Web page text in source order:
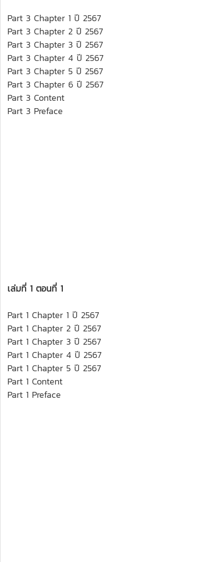
Part 3 Chapter 1 ปี 2567
Part 3 Chapter 2 ปี 2567
Part 3 Chapter 3 ปี 2567
Part 3 Chapter 4 ปี 2567
Part 3 Chapter 5 ปี 2567
Part 3 Chapter 6 ปี 2567
Part 3 Content
Part 3 Preface
เล่มที่ 1 ตอนที่ 1
Part 1 Chapter 1 ปี 2567
Part 1 Chapter 2 ปี 2567
Part 1 Chapter 3 ปี 2567
Part 1 Chapter 4 ปี 2567
Part 1 Chapter 5 ปี 2567
Part 1 Content
Part 1 Preface